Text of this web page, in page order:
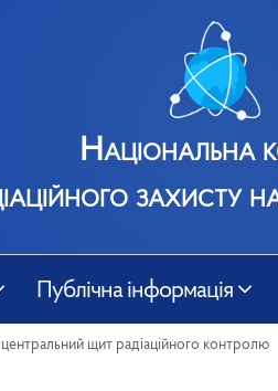
Національна
захисту
Публічна інформація
щит радіаційного контролю